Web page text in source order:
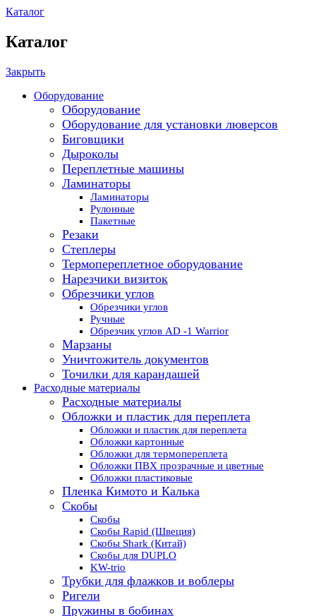
Каталог
Каталог
Закрыть
Оборудование
Оборудование
Оборудование для установки люверсов
Биговщики
Дыроколы
Переплетные машины
Ламинаторы
Ламинаторы
Рулонные
Пакетные
Резаки
Степлеры
Термопереплетное оборудование
Нарезчики визиток
Обрезчики углов
Обрезчики углов
Ручные
Обрезчик углов AD -1 Warrior
Марзаны
Уничтожитель документов
Точилки для карандашей
Расходные материалы
Расходные материалы
Обложки и пластик для переплета
Обложки и пластик для переплета
Обложки картонные
Обложки для термопереплета
Обложки ПВХ прозрачные и цветные
Обложки пластиковые
Пленка Кимото и Калька
Скобы
Скобы
Скобы Rapid (Швеция)
Скобы Shark (Китай)
Скобы для DUPLO
KW-trio
Трубки для флажков и воблеры
Ригели
Пружины в бобинах